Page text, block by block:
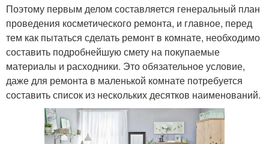
Поэтому первым делом составляется генеральный план
проведения косметического ремонта, и главное, перед
тем как пытаться сделать ремонт в комнате, необходимо
составить подробнейшую смету на покупаемые
материалы и расходники. Это обязательное условие,
даже для ремонта в маленькой комнате потребуется
составить список из нескольких десятков наименований.